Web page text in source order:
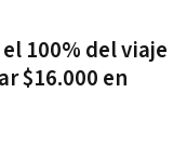
100% del viaje
$16.000 en